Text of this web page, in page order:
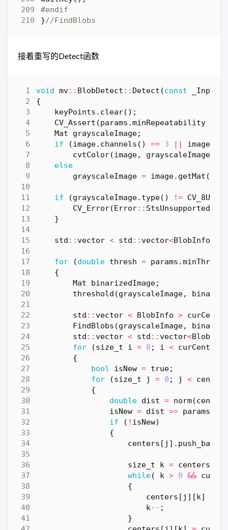
}
接着重写的Detect函数
void mv:: BlobDetect :: Detect (const
{
keyPoints . clear();
CV_Assert (params .minRepeatability
Mat
grayscaleImage;
if
(image. channels () == 3 || image
cvtColor(image, grayscaleImage
else
grayscaleImage = image. getMat ();
if (grayscaleImage. type() != CV_8UC1
CV_Error(Error::
}
std ::vector < std ::vector<BlobInfo
for (double thresh = params .
{
Mat
binarizedImage;
threshold (grayscaleImage,
std ::vector < BlobInfo >
FindBlobs (grayscaleImage,
std ::vector < std ::vector<
for
(size_t i = 0 ; i < curCenters
{
bool
isNew = true;
for
(size_t j = 0 ; j <
{
double dist = norm(
isNew = dist >= params
if
( ! isNew)
{
centers [ j ]. push_back
size_t k = centers
while( k > 0 &&
{
centers [ j ][k]
k-- ;
}